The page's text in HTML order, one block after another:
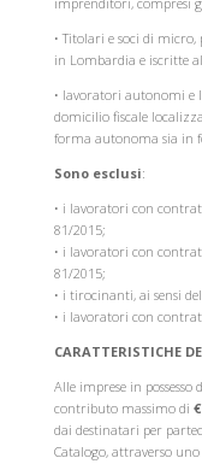
• Titolari e soci di micro,
in Lombardia e iscritte
• lavoratori autonomi e
domicilio fiscale
forma autonoma sia in
Sono esclusi:
• i lavoratori con
81/2015;
• i lavoratori con
81/2015;
• i tirocinanti, ai sensi
• i lavoratori con
CARATTERISTICHE
Alle imprese in possesso
contributo massimo di
dai destinatari per
Catalogo, attraverso